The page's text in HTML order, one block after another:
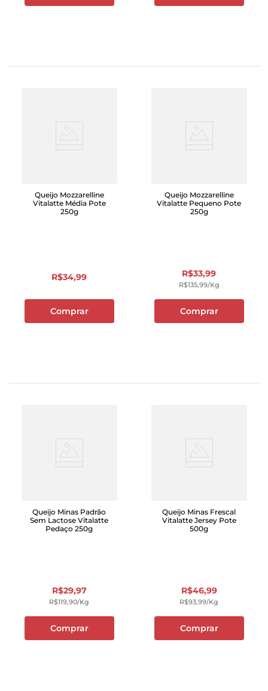
Queijo Mozzarelline
Vitalatte Média Pote
250g
R$34,99
Comprar
Queijo Mozzarelline
Vitalatte Pequeno Pote
250g
R$33,99
R$135,99/kg
Comprar
Queijo Minas Padrão
Sem Lactose Vitalatte
Pedaço 250g
R$29,97
R$119,90/kg
Comprar
Queijo Minas Frescal
Vitalatte Jersey Pote
500g
R$46,99
R$93,99/kg
Comprar